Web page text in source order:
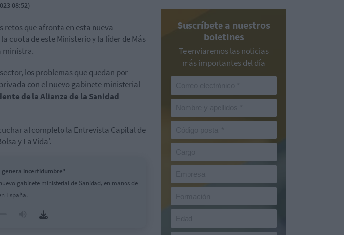
08:52)
retos que afronta en esta nueva
cuota de este Ministerio y la líder de Más
ministra.
los problemas que quedan por
con el nuevo gabinete ministerial
de la Alianza de la Sanidad
al completo la Entrevista Capital de
y La Vida'.
genera incertidumbre"
gabinete ministerial de Sanidad, en manos de
España.
Suscríbete a nuestros
boletines
Te enviaremos las noticias
más importantes del día